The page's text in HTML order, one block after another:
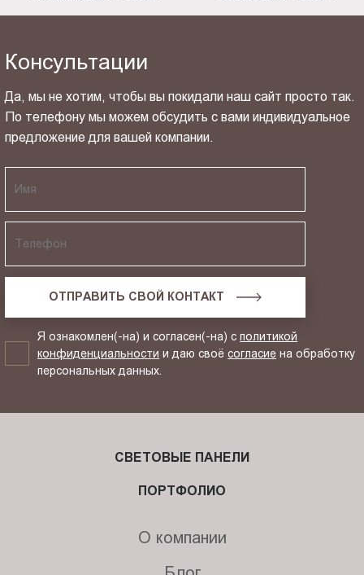
Консультации
Да, мы не хотим, чтобы вы покидали наш сайт просто так.
По телефону мы можем обсудить с вами индивидуальное
предложение для вашей компании.
ОТПРАВИТЬ СВОЙ КОНТАКТ
Я ознакомлен(-на) и согласен(-на) сполитикой
конфиденциальности и даю своёсогласие на обработку
персональных данных.
СВЕТОВЫЕ ПАНЕЛИ
ПОРТФОЛИО
О компании